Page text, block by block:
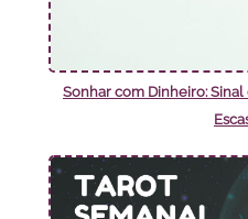
Sonhar com Dinheiro: